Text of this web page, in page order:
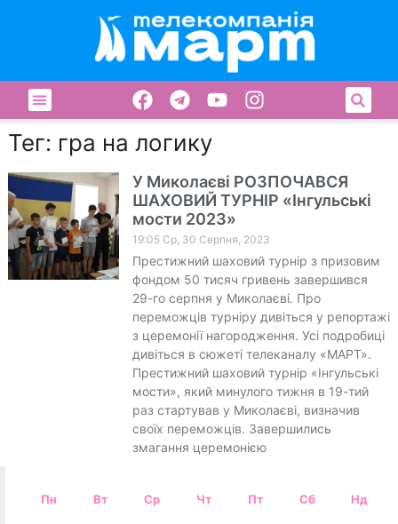
Тег: гра на логику
У Миколаєві РОЗПОЧАВСЯ
ШАХОВИЙ ТУРНІР «Інгульські
мости 2023»
19:05 Ср, 30 Серпня, 2023
Престижний шаховий турнір з призовим
фондом 50 тисяч гривень завершився
29-го серпня у Миколаєві. Про
переможців турніру дивіться у репортажі
з церемонії нагородження. Усі подробиці
дивіться в сюжеті телеканалу «МАРТ».
Престижний шаховий турнір «Інгульські
мости», який минулого тижня в 19-тий
раз стартував у Миколаєві, визначив
своїх переможців. Завершились
змагання церемонією
Пн Вт Ср Чт Пт Сб Нд